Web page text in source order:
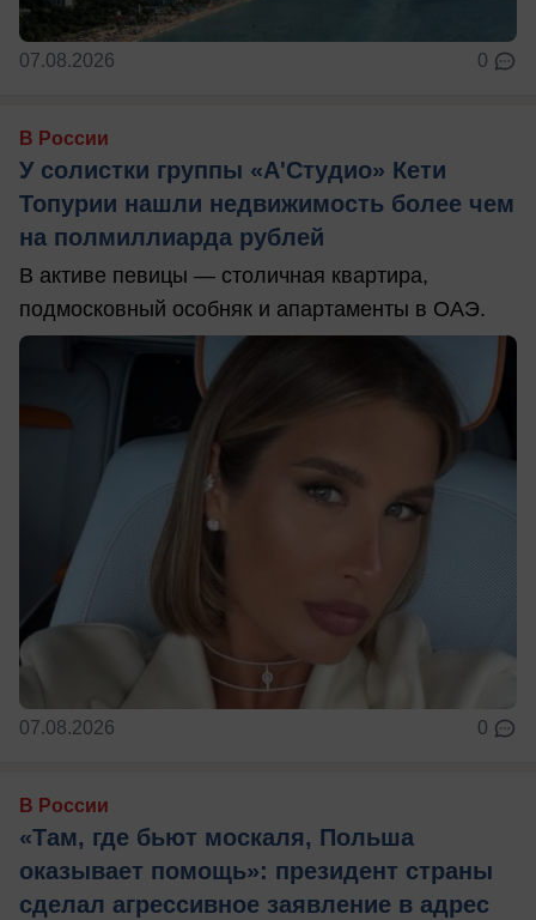
07.08.2026 0
В России
У солистки группы «А'Студио» Кети
Топурии нашли недвижимость более чем
на полмиллиарда рублей
В активе певицы — столичная квартира,
подмосковный особняк и апартаменты в ОАЭ.
07.08.2026 0
В России
«Там, где бьют москаля, Польша
оказывает помощь»: президент страны
сделал агрессивное заявление в адрес